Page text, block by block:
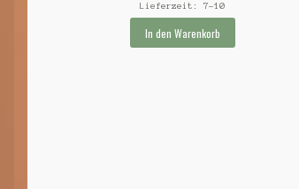
Lieferzeit:7-10
In den Warenkorb